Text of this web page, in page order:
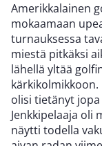
Amerikkalainen
mokaamaan
turnauksessa
miestä pitkäksi
lähellä yltää
olisi tietänyt
Jenkkipelaaja oli
näytti todella